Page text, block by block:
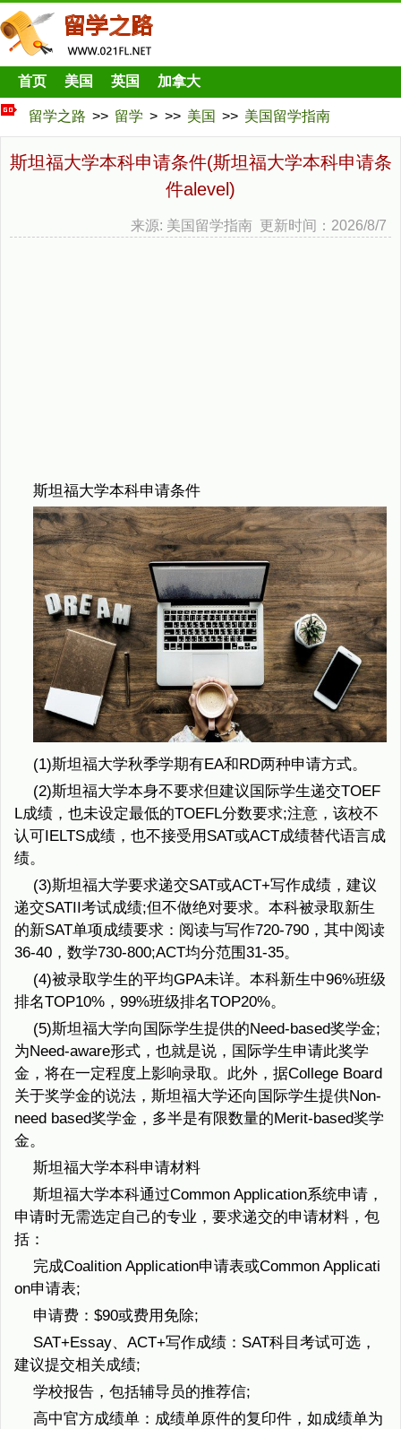
首页 美国 英国 加拿大
留学之路 >> 留学 > >> 美国 >> 美国留学指南
斯坦福大学本科申请条件(斯坦福大学本科申请条
件alevel)
来源: 美国留学指南 更新时间：2026/8/7
斯坦福大学本科申请条件
(1)斯坦福大学秋季学期有EA和RD两种申请方式。
(2)斯坦福大学本身不要求但建议国际学生递交TOEF
L成绩，也未设定最低的TOEFL分数要求;注意，该校不
认可IELTS成绩，也不接受用SAT或ACT成绩替代语言成
绩。
(3)斯坦福大学要求递交SAT或ACT+写作成绩，建议
递交SATII考试成绩;但不做绝对要求。本科被录取新生
的新SAT单项成绩要求：阅读与写作720-790，其中阅读
36-40，数学730-800;ACT均分范围31-35。
(4)被录取学生的平均GPA未详。本科新生中96%班级
排名TOP10%，99%班级排名TOP20%。
(5)斯坦福大学向国际学生提供的Need-based奖学金;
为Need-aware形式，也就是说，国际学生申请此奖学
金，将在一定程度上影响录取。此外，据College Board
关于奖学金的说法，斯坦福大学还向国际学生提供Non-
need based奖学金，多半是有限数量的Merit-based奖学
金。
斯坦福大学本科申请材料
斯坦福大学本科通过Common Application系统申请，
申请时无需选定自己的专业，要求递交的申请材料，包
括：
完成Coalition Application申请表或Common Applicati
on申请表;
申请费：$90或费用免除;
SAT+Essay、ACT+写作成绩：SAT科目考试可选，
建议提交相关成绩;
学校报告，包括辅导员的推荐信;
高中官方成绩单：成绩单原件的复印件，如成绩单为